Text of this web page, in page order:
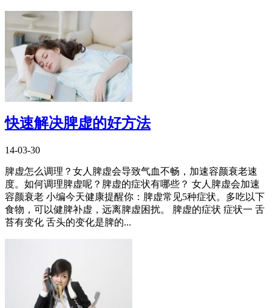
快速解决脾虚的好方法
14-03-30
脾虚怎么调理？女人脾虚会导致气血不畅，加速容颜衰老速
度。如何调理脾虚呢？脾虚的症状有哪些？ 女人脾虚会加速
容颜衰老 小编今天健康提醒你：脾虚常见5种症状。多吃以下
食物，可以健脾补虚，远离脾虚困扰。 脾虚的症状 症状一 舌
苔有变化 舌头的变化是脾的...